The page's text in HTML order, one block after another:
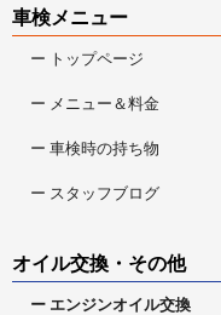
車検メニュー
ー トップページ
ー メニュー＆料金
ー 車検時の持ち物
ー スタッフブログ
オイル交換・その他
ー エンジンオイル交換